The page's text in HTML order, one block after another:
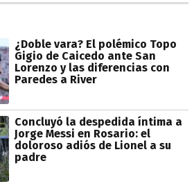
¿Doble vara? El polémico Topo
Gigio de Caicedo ante San
Lorenzo y las diferencias con
Paredes a River
Concluyó la despedida íntima a
Jorge Messi en Rosario: el
doloroso adiós de Lionel a su
padre